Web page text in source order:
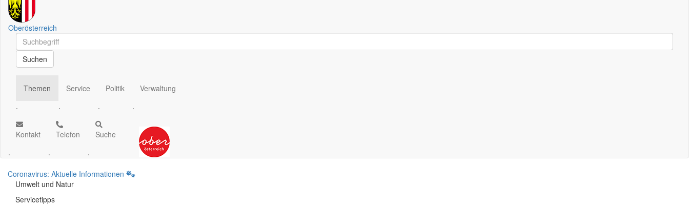
Oberösterreich
Schnellsuche
Schnellsuche
Suchen
Themen
.
Service
.
Politik
.
Verwaltung
.
Kontakt
.
Telefon
.
Suche
.
Coronavirus: Aktuelle Informationen
Umwelt und Natur
Servicetipps